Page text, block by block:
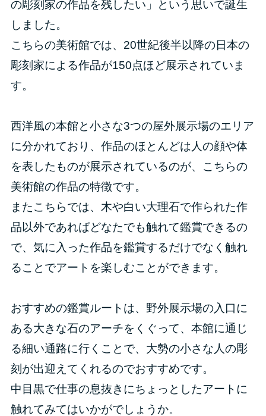
の彫刻家の作品を残したい」という思いで誕生
しました。
こちらの美術館では、20世紀後半以降の日本の
彫刻家による作品が150点ほど展示されていま
す。
西洋風の本館と小さな3つの屋外展示場のエリア
に分かれており、作品のほとんどは人の顔や体
を表したものが展示されているのが、こちらの
美術館の作品の特徴です。
またこちらでは、木や白い大理石で作られた作
品以外であればどなたでも触れて鑑賞できるの
で、気に入った作品を鑑賞するだけでなく触れ
ることでアートを楽しむことができます。
おすすめの鑑賞ルートは、野外展示場の入口に
ある大きな石のアーチをくぐって、本館に通じ
る細い通路に行くことで、大勢の小さな人の彫
刻が出迎えてくれるのでおすすめです。
中目黒で仕事の息抜きにちょっとしたアートに
触れてみてはいかがでしょうか。